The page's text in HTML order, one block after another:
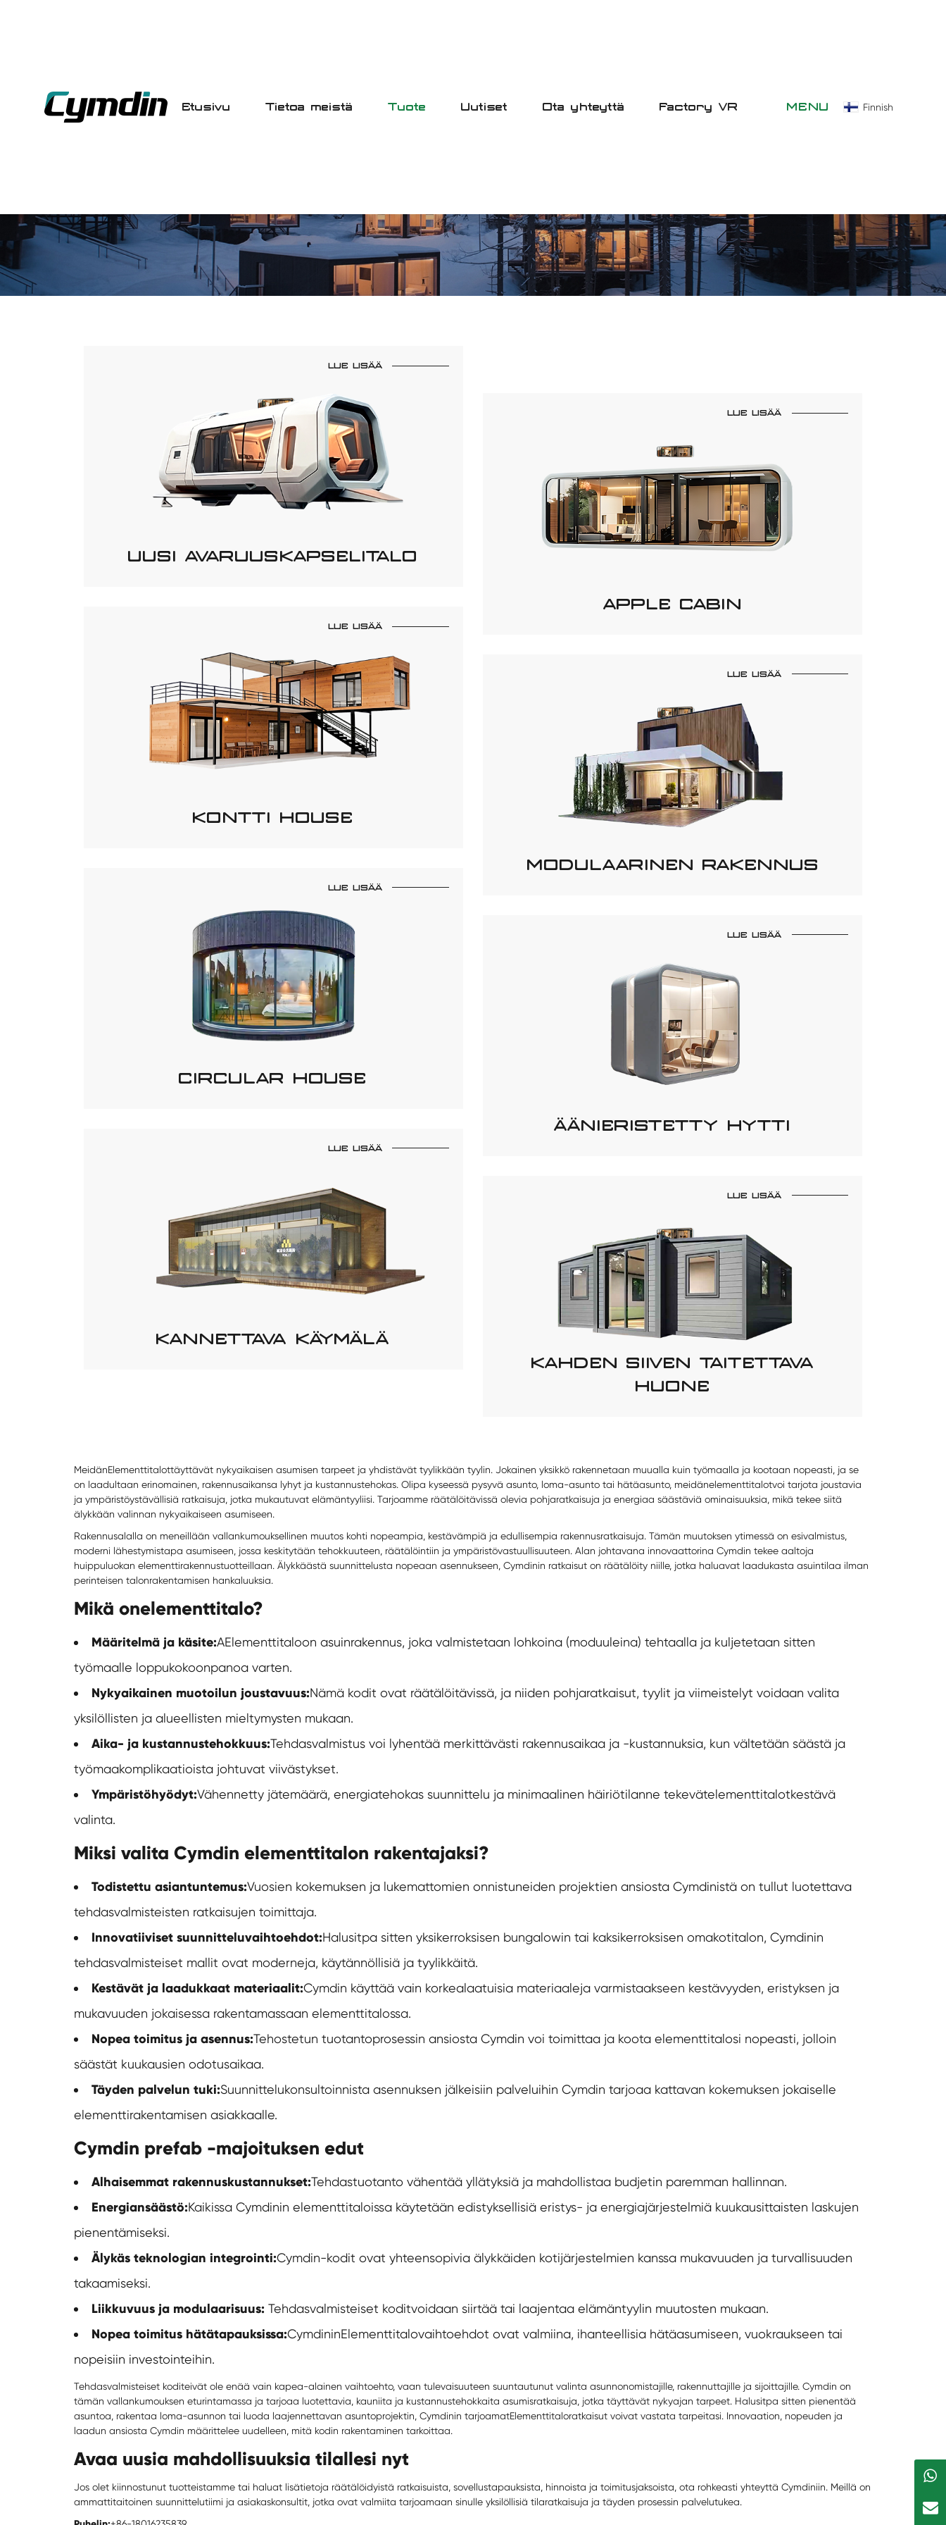
Etusivu Tietoa meistä Tuote Uutiset Ota yhteyttä Factory VR MENU Finnish
UUSI AVARUUSKAPSELITALO
LUE LISÄÄ
APPLE CABIN
LUE LISÄÄ
KONTTI HOUSE
LUE LISÄÄ
MODULAARINEN RAKENNUS
LUE LISÄÄ
CIRCULAR HOUSE
LUE LISÄÄ
ÄÄNIERISTETTY HYTTI
LUE LISÄÄ
KANNETTAVA KÄYMÄLÄ
LUE LISÄÄ
KAHDEN SIIVEN TAITETTAVA
HUONE
LUE LISÄÄ
MeidänElementtitalottäyttävät nykyaikaisen asumisen tarpeet ja yhdistävät tyylikkään tyylin. Jokainen yksikkö rakennetaan muualla kuin työmaalla ja kootaan nopeasti, ja se
on laadultaan erinomainen, rakennusaikansa lyhyt ja kustannustehokas. Olipa kyseessä pysyvä asunto, loma-asunto tai hätäasunto, meidänelementtitalotvoi tarjota joustavia
ja ympäristöystävällisiä ratkaisuja, jotka mukautuvat elämäntyyliisi. Tarjoamme räätälöitävissä olevia pohjaratkaisuja ja energiaa säästäviä ominaisuuksia, mikä tekee siitä
älykkään valinnan nykyaikaiseen asumiseen.
Rakennusalalla on meneillään vallankumouksellinen muutos kohti nopeampia, kestävämpiä ja edullisempia rakennusratkaisuja. Tämän muutoksen ytimessä on esivalmistus,
moderni lähestymistapa asumiseen, jossa keskitytään tehokkuuteen, räätälöintiin ja ympäristövastuullisuuteen. Alan johtavana innovaattorina Cymdin tekee aaltoja
huippuluokan elementtirakennustuotteillaan. Älykkäästä suunnittelusta nopeaan asennukseen, Cymdinin ratkaisut on räätälöity niille, jotka haluavat laadukasta asuintilaa ilman
perinteisen talonrakentamisen hankaluuksia.
Mikä onelementtitalo?
Määritelmä ja käsite:AElementtitaloon asuinrakennus, joka valmistetaan lohkoina (moduuleina) tehtaalla ja kuljetetaan sitten
työmaalle loppukokoonpanoa varten.
Nykyaikainen muotoilun joustavuus:Nämä kodit ovat räätälöitävissä, ja niiden pohjaratkaisut, tyylit ja viimeistelyt voidaan valita
yksilöllisten ja alueellisten mieltymysten mukaan.
Aika- ja kustannustehokkuus:Tehdasvalmistus voi lyhentää merkittävästi rakennusaikaa ja -kustannuksia, kun vältetään säästä ja
työmaakomplikaatioista johtuvat viivästykset.
Ympäristöhyödyt:Vähennetty jätemäärä, energiatehokas suunnittelu ja minimaalinen häiriötilanne tekevätelementtitalotkestävä
valinta.
Miksi valita Cymdin elementtitalon rakentajaksi?
Todistettu asiantuntemus:Vuosien kokemuksen ja lukemattomien onnistuneiden projektien ansiosta Cymdinistä on tullut luotettava
tehdasvalmisteisten ratkaisujen toimittaja.
Innovatiiviset suunnitteluvaihtoehdot:Halusitpa sitten yksikerroksisen bungalowin tai kaksikerroksisen omakotitalon, Cymdinin
tehdasvalmisteiset mallit ovat moderneja, käytännöllisiä ja tyylikkäitä.
Kestävät ja laadukkaat materiaalit:Cymdin käyttää vain korkealaatuisia materiaaleja varmistaakseen kestävyyden, eristyksen ja
mukavuuden jokaisessa rakentamassaan elementtitalossa.
Nopea toimitus ja asennus:Tehostetun tuotantoprosessin ansiosta Cymdin voi toimittaa ja koota elementtitalosi nopeasti, jolloin
säästät kuukausien odotusaikaa.
Täyden palvelun tuki:Suunnittelukonsultoinnista asennuksen jälkeisiin palveluihin Cymdin tarjoaa kattavan kokemuksen jokaiselle
elementtirakentamisen asiakkaalle.
Cymdin prefab -majoituksen edut
Alhaisemmat rakennuskustannukset:Tehdastuotanto vähentää yllätyksiä ja mahdollistaa budjetin paremman hallinnan.
Energiansäästö:Kaikissa Cymdinin elementtitaloissa käytetään edistyksellisiä eristys- ja energiajärjestelmiä kuukausittaisten laskujen
pienentämiseksi.
Älykäs teknologian integrointi:Cymdin-kodit ovat yhteensopivia älykkäiden kotijärjestelmien kanssa mukavuuden ja turvallisuuden
takaamiseksi.
Liikkuvuus ja modulaarisuus: Tehdasvalmisteiset koditvoidaan siirtää tai laajentaa elämäntyylin muutosten mukaan.
Nopea toimitus hätätapauksissa:CymdininElementtitalovaihtoehdot ovat valmiina, ihanteellisia hätäasumiseen, vuokraukseen tai
nopeisiin investointeihin.
Tehdasvalmisteiset koditeivät ole enää vain kapea-alainen vaihtoehto, vaan tulevaisuuteen suuntautunut valinta asunnonomistajille, rakennuttajille ja sijoittajille. Cymdin on
tämän vallankumouksen eturintamassa ja tarjoaa luotettavia, kauniita ja kustannustehokkaita asumisratkaisuja, jotka täyttävät nykyajan tarpeet. Halusitpa sitten pienentää
asuntoa, rakentaa loma-asunnon tai luoda laajennettavan asuntoprojektin, Cymdinin tarjoamatElementtitaloratkaisut voivat vastata tarpeitasi. Innovaation, nopeuden ja
laadun ansiosta Cymdin määrittelee uudelleen, mitä kodin rakentaminen tarkoittaa.
Avaa uusia mahdollisuuksia tilallesi nyt
Jos olet kiinnostunut tuotteistamme tai haluat lisätietoja räätälöidyistä ratkaisuista, sovellustapauksista, hinnoista ja toimitusjaksoista, ota rohkeasti yhteyttä Cymdiniin. Meillä on
ammattitaitoinen suunnittelutiimi ja asiakaskonsultit, jotka ovat valmiita tarjoamaan sinulle yksilöllisiä tilaratkaisuja ja täyden prosessin palvelutukea.